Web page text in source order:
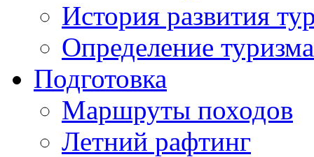
История развития
Определение туризма
Подготовка
Маршруты походов
Летний рафтинг